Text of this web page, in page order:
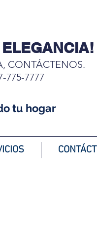
CONTÁCTENOS.
775-7777
tu hogar